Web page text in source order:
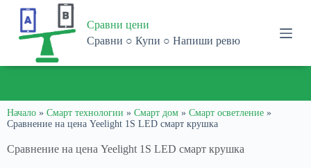
o
n
t
n
Сравни цени
Сравни ○ Купи ○ Напиши ревю
Начало » Смарт технологии » Смарт дом » Смарт осветление »
Сравнение на цена Yeelight 1S LED смарт крушка
Сравнение на цена Yeelight 1S LED смарт крушка